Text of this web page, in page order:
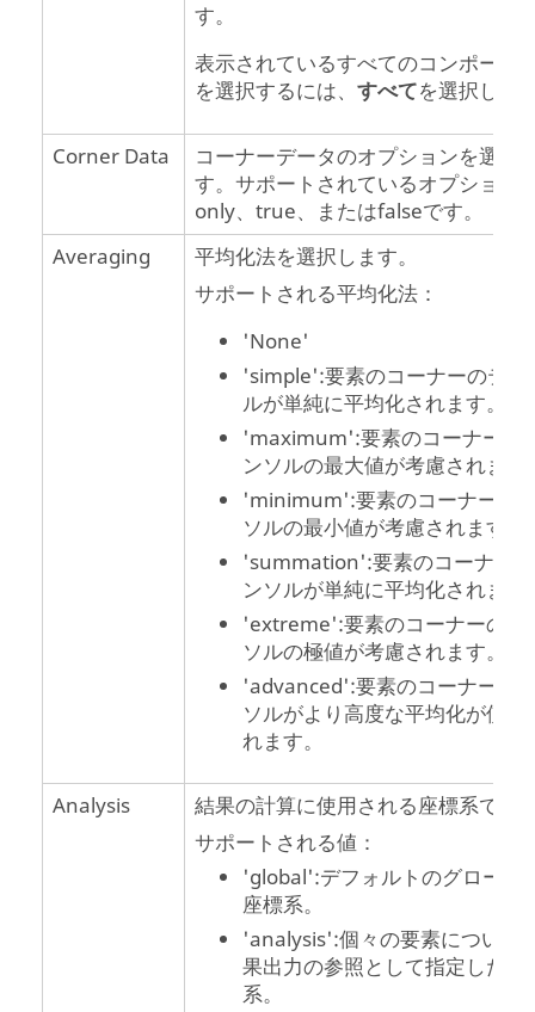
す。
表示されているすべてのコンポーネ
を選択するには、 すべてを選択しま
Corner Data
コーナーデータのオプションを選択
す。サポートされているオプション
only、 true、またはfalseです。
Averaging
平均化法を選択します。
サポートされる平均化法：
'None'
'simple':要素のコーナーのテン
ルが単純に平均化されます。
'maximum':要素のコーナーの
ンソルの最大値が考慮されます
'minimum':要素のコーナーの
ソルの最小値が考慮されます。
'summation':要素のコーナー
ンソルが単純に平均化されます
'extreme':要素のコーナーのテ
ソルの極値が考慮されます。
'advanced':要素のコーナーの
ソルがより高度な平均化が使用
れます。
Analysis
結果の計算に使用される座標系です
サポートされる値：
'global':デフォルトのグローバ
座標系。
'analysis':個々の要素について
果出力の参照として指定した座
系。